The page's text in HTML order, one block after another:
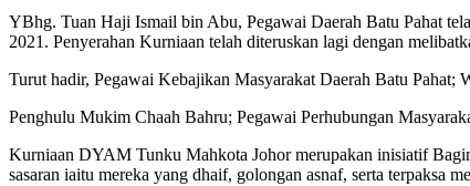
YBhg. Tuan Haji Ismail bin Abu, Pegawai Daerah Batu Pahat
2021. Penyerahan Kurniaan telah diteruskan lagi dengan
Turut hadir, Pegawai Kebajikan Masyarakat Daerah Batu
Penghulu Mukim Chaah Bahru; Pegawai Perhubungan
Kurniaan DYAM Tunku Mahkota Johor merupakan inisiatif
sasaran iaitu mereka yang dhaif, golongan asnaf, serta terpaksa